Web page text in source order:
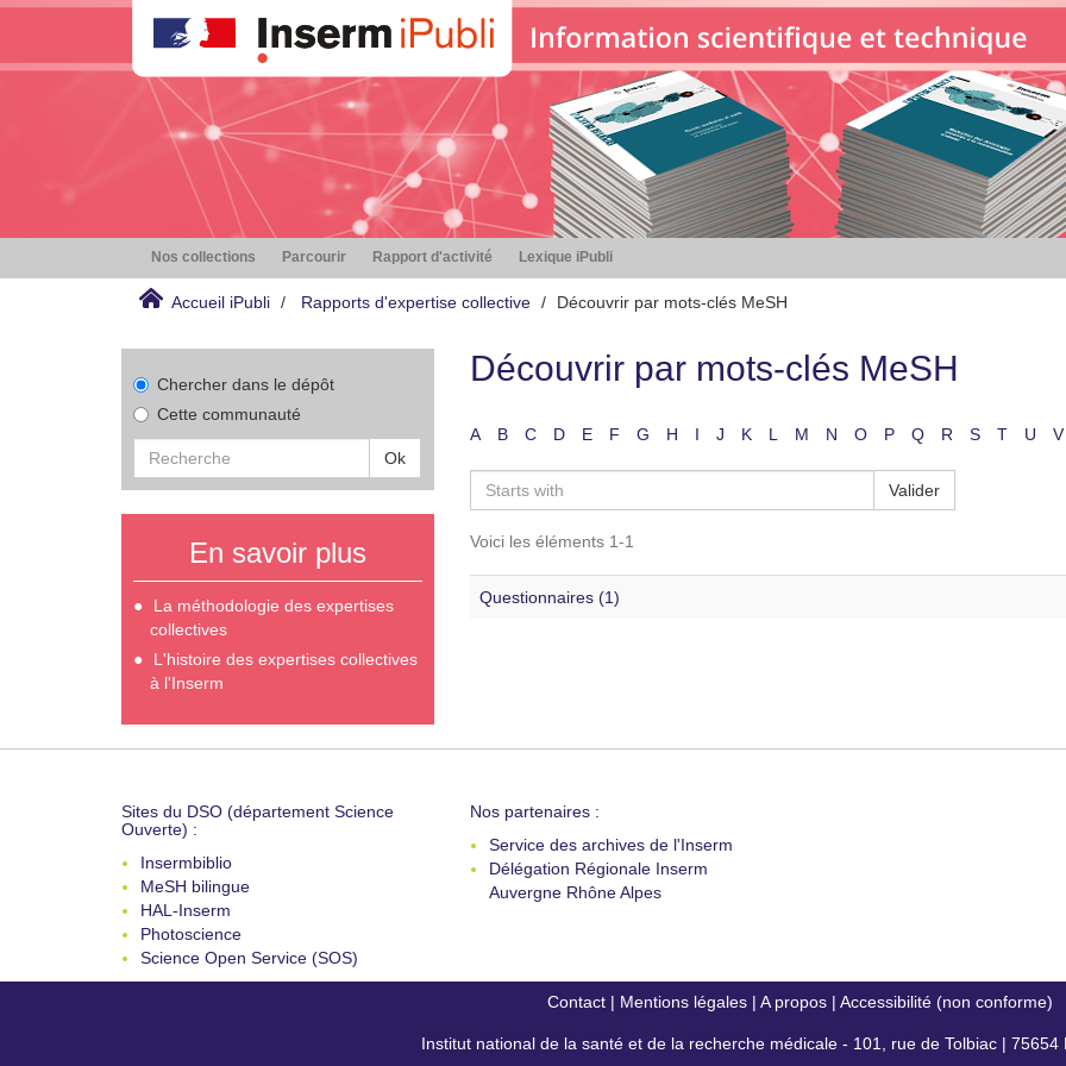
Nos collections Parcourir Rapport d'activité Lexique iPubli
Accueil iPubli Rapports d'expertise collective Découvrir par mots-clés MeSH
Chercher dans le dépôt
Cette communauté
Ok
En savoir plus
La méthodologie des expertises
collectives
L'histoire des expertises collectives
à l'Inserm
Découvrir par mots-clés MeSH
A B C D E F G H I J K L M N O P Q R S T U V
Valider
Voici les éléments 1-1
Questionnaires (1)
Sites du DSO (département Science
Ouverte) :
Insermbiblio
MeSH bilingue
HAL-Inserm
Photoscience
Science Open Service (SOS)
Nos partenaires :
Service des archives de l'Inserm
Délégation Régionale Inserm
Auvergne Rhône Alpes
Contact| Mentions légales| A propos| Accessibilité (non conforme)
Institut national de la santé et de la recherche médicale - 101, rue de Tolbiac | 75654